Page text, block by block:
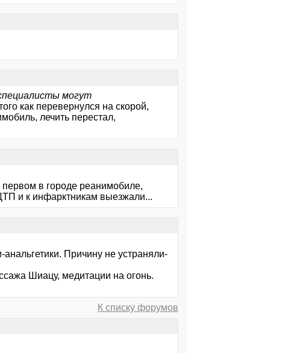
могут
как перевернулся на скорой,
лечить перестал,
в городе реанимобиле,
и к инфарктникам выезжали...
Причину не устраняли-
Шиацу, медитации на огонь.
К списку форумов